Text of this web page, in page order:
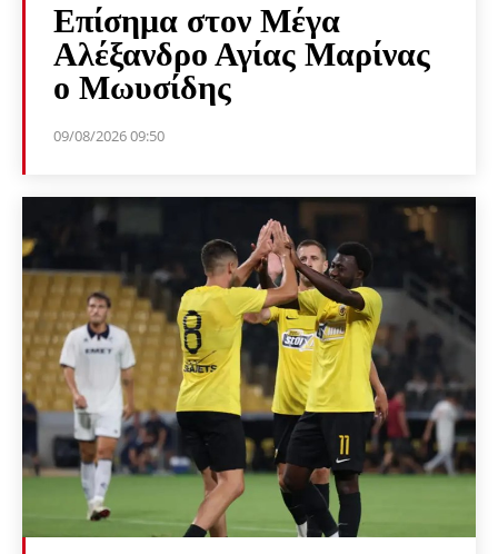
Επίσημα στον Μέγα
Αλέξανδρο Αγίας Μαρίνας
ο Μωυσίδης
09/08/2026 09:50